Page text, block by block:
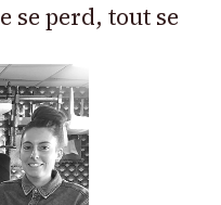
se perd, tout se